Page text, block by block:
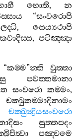
හොති,න
“සංවරොපි
ලද‍්ධි, සෙය්‍යථාපි
,පටිඤ‍්ඤා
කම‍්ම”න‍්ති
වුත‍්තා
පවත‍්තමානා
සංවරො කම‍්මං,
චක‍්ඛුකම‍්මාදිනාමං
චක‍්ඛුන්‍ද්‍රියසංවරො
සුත‍්තපදං
පඤ‍්චමෙ